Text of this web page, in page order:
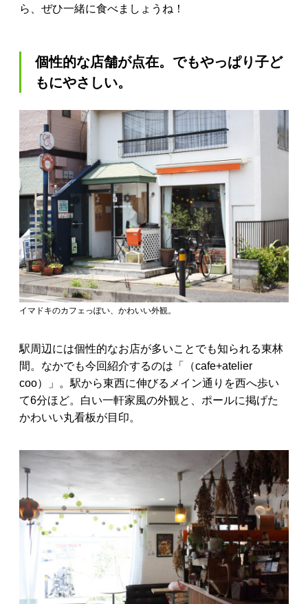
ら、ぜひ一緒に食べましょうね！
個性的な店舗が点在。でもやっぱり子ど
もにやさしい。
イマドキのカフェっぽい、かわいい外観。
駅周辺には個性的なお店が多いことでも知られる東林
間。なかでも今回紹介するのは「（cafe+atelier
coo）」。駅から東西に伸びるメイン通りを西へ歩い
て6分ほど。白い一軒家風の外観と、ポールに掲げた
かわいい丸看板が目印。